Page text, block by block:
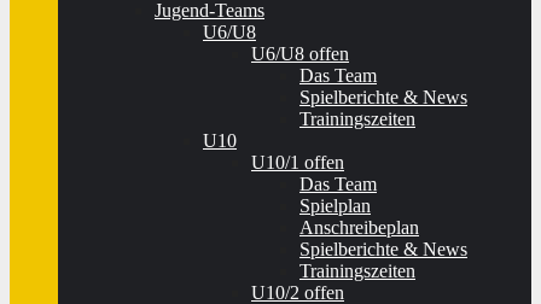
Jugend-Teams
U6/U8
U6/U8 offen
Das Team
Spielberichte & News
Trainingszeiten
U10
U10/1 offen
Das Team
Spielplan
Anschreibeplan
Spielberichte & News
Trainingszeiten
U10/2 offen